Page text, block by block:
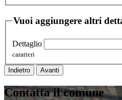
Vuoi aggiungere altri
Dettaglio
caratteri
Indietro Avanti
Contatta il comune